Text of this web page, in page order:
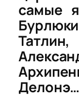
самые
Делонэ…